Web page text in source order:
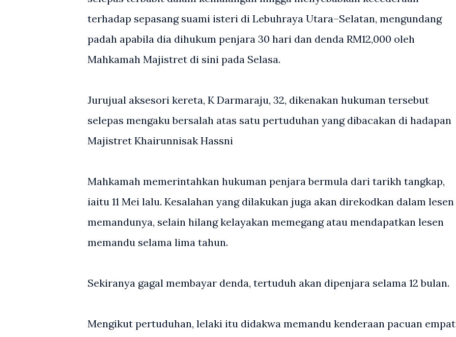
terhadap sepasang suami isteri di Lebuhraya Utara–Selatan, mengundang
padah apabila dia dihukum penjara 30 hari dan denda RM12,000 oleh
Mahkamah Majistret di sini pada Selasa.
Jurujual aksesori kereta, K Darmaraju, 32, dikenakan hukuman tersebut
selepas mengaku bersalah atas satu pertuduhan yang dibacakan di hadapan
Majistret Khairunnisak Hassni
Mahkamah memerintahkan hukuman penjara bermula dari tarikh tangkap,
iaitu 11 Mei lalu. Kesalahan yang dilakukan juga akan direkodkan dalam lesen
memandunya, selain hilang kelayakan memegang atau mendapatkan lesen
memandu selama lima tahun.
Sekiranya gagal membayar denda, tertuduh akan dipenjara selama 12 bulan.
Mengikut pertuduhan, lelaki itu didakwa memandu kenderaan pacuan empat